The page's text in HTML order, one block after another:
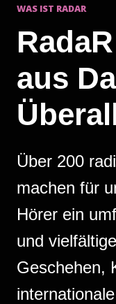
WAS IST RADAR
aus
Über 200
machen für
Hörer ein
und
Geschehen,